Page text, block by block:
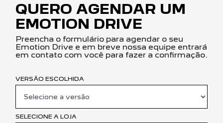
QUERO AGENDAR UM
EMOTION DRIVE
Preencha o formulário para agendar o seu
Emotion Drive e em breve nossa equipe entrará
em contato com você para fazer a confirmação.
VERSÃO ESCOLHIDA
SELECIONE A LOJA